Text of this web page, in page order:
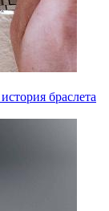
браслета